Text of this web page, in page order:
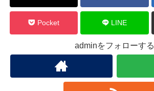
Pocket LINE
adminをフォローする